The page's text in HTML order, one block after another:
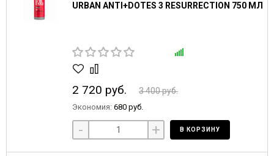
URBAN ANTI+DOTES 3 RESURRECTION 750 МЛ
2 720 руб. 3 400 руб.
Экономия: 680 руб.
- + В КОРЗИНУ